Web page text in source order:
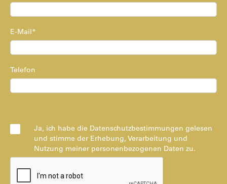
E-Mail*
Telefon
Ja, ich habe die Datenschutzbestimmungen gelesen
und stimme der Erhebung, Verarbeitung und
Nutzung meiner personenbezogenen Daten zu.